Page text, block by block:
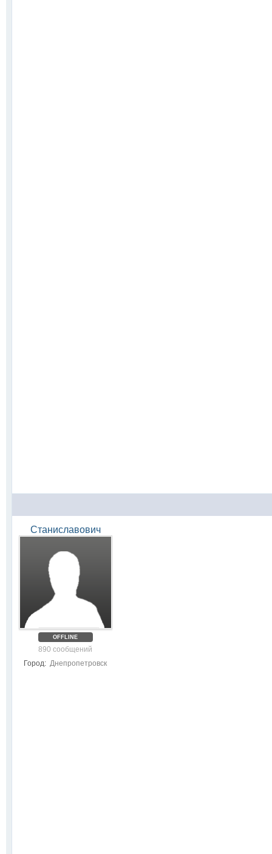
Станиславович
OFFLINE
890 сообщений
Город: Днепропетровск